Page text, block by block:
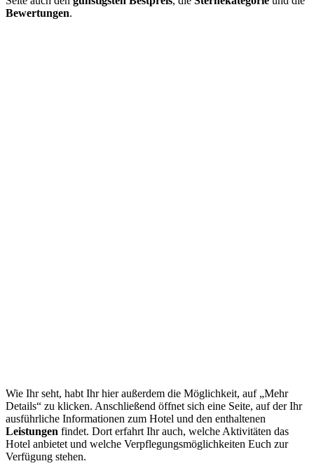
Bewertungen.
Wie Ihr seht, habt Ihr hier außerdem die Möglichkeit, auf „Mehr
Details“ zu klicken. Anschließend öffnet sich eine Seite, auf der Ihr
ausführliche Informationen zum Hotel und den enthaltenen
Leistungen findet. Dort erfahrt Ihr auch, welche Aktivitäten das
Hotel anbietet und welche Verpflegungsmöglichkeiten Euch zur
Verfügung stehen.